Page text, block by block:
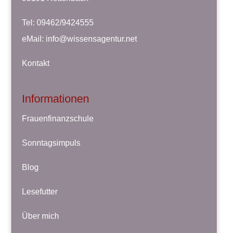
Tel: 09462/9424555
eMail: info@wissensagentur.net
Kontakt
Informationen
Frauenfinanzschule
Sonntagsimpuls
Blog
Lesefutter
Über mich